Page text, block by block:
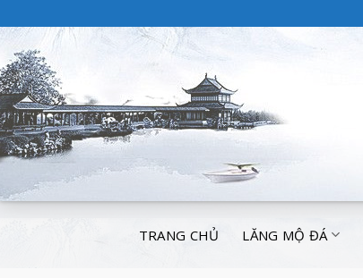
TRANG CHỦ LĂNG MỘ ĐÁ